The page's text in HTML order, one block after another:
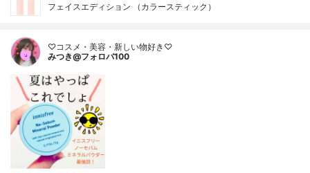
フェイスエディション （カラースティック）
♡コスメ・美容・新しい物好き♡
みつき@フォロバ100